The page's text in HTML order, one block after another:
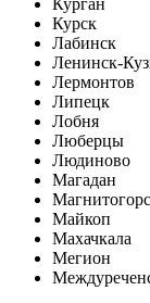
Курск
Лабинск
Ленинск-
Лермонтов
Липецк
Лобня
Люберцы
Людиново
Магадан
Майкоп
Махачкала
Мегион